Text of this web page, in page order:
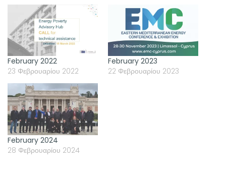
February 2022
23 Φεβρουαρίου 2022
February 2023
22 Φεβρουαρίου 2023
February 2024
28 Φεβρουαρίου 2024